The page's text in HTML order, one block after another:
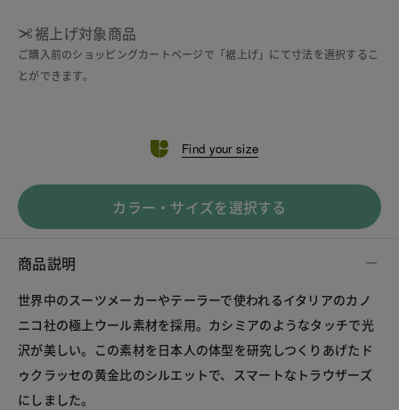
裾上げ対象商品
ご購入前のショッピングカートページで「裾上げ」にて寸法を選択するこ
とができます。
Find your size
カラー・サイズを選択する
商品説明
世界中のスーツメーカーやテーラーで使われるイタリアのカノ
ニコ社の極上ウール素材を採用。カシミアのようなタッチで光
沢が美しい。この素材を日本人の体型を研究しつくりあげたド
ゥクラッセの黄金比のシルエットで、スマートなトラウザーズ
にしました。